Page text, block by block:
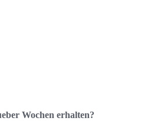
Wochen erhalten?